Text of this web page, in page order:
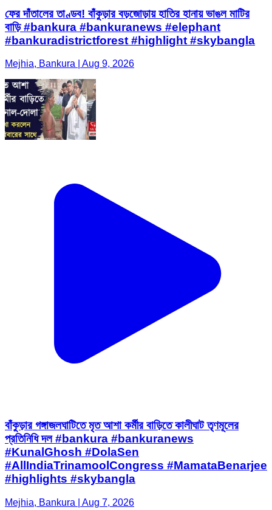
ফের দাঁতালের তাণ্ডব! বাঁকুড়ার বড়জোড়ায় হাতির হানায় ভাঙল মাটির
বাড়ি #bankura #bankuranews #elephant
#bankuradistrictforest #highlight #skybangla
Mejhia, Bankura | Aug 9, 2026
বাঁকুড়ার গঙ্গাজলঘাটিতে মৃত আশা কর্মীর বাড়িতে কালীঘাট তৃণমূলের
প্রতিনিধি দল #bankura #bankuranews
#KunalGhosh #DolaSen
#AllIndiaTrinamoolCongress #MamataBenarjee
#highlights #skybangla
Mejhia, Bankura | Aug 7, 2026